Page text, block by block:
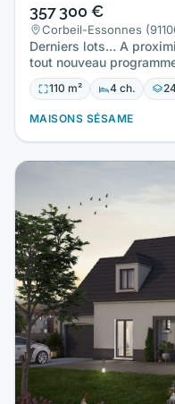
357 300 €
Corbeil-Essonnes
Derniers lots... A
tout nouveau
et…
110 m² 4 ch.
MAISONS SÉSAME